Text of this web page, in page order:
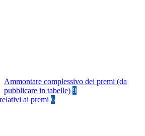
Ammontare complessivo dei premi (da
pubblicare in tabelle) 9
ai premi 6